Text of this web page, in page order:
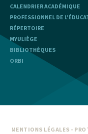
CALENDRIER ACADÉMIQUE
PROFESSIONNEL DE
RÉPERTOIRE
MYULIÈGE
BIBLIOTHÈQUES
ORBI
MENTIONS LÉGALES -